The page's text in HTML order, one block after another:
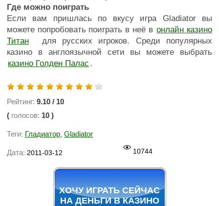
Где можно поиграть
Если вам пришлась по вкусу игра Gladiator вы
можете попробовать поиграть в неё в онлайн казино
Титан
для русских игроков. Среди популярных
казино в англоязычной сети вы можете выбрать
казино Голден Палас .
Рейтинг: 9.10 / 10
( голосов: 10 )
Теги: Гладиатор Gladiator
Дата: 2011-03-12 10744
ХОЧУ ИГРАТЬ СЕЙЧАС
НА ДЕНЬГИ В КАЗИНО